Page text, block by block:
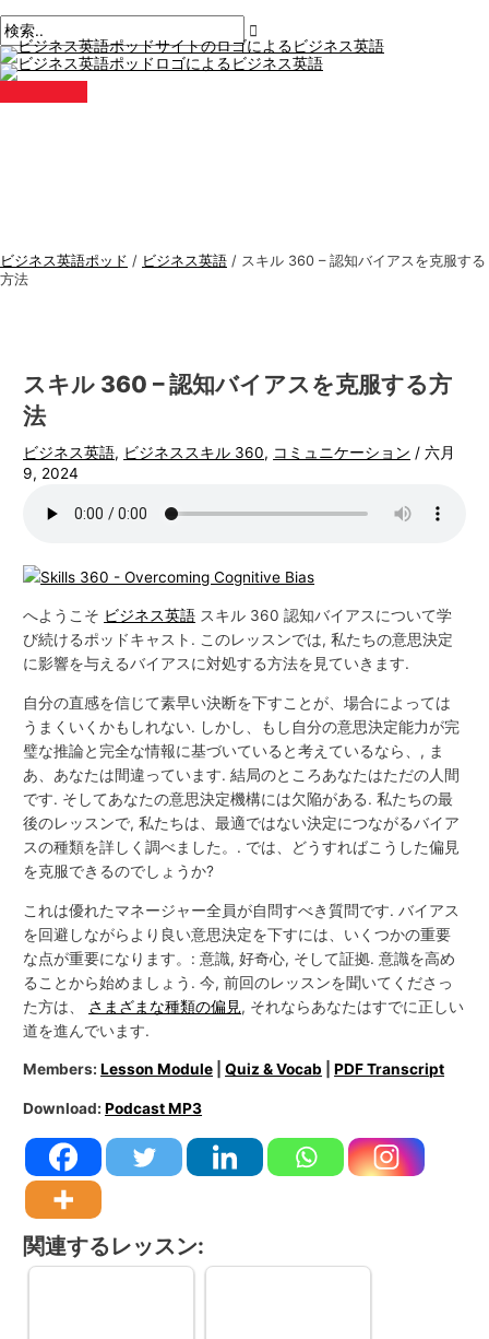
ン
テ
ン
ツ
イ
メ
ニ
ュ
ビジネス英語ポッド / ビジネス英語 / スキル 360 – 認知バイアスを克服する
方法
スキル 360 – 認知バイアスを克服する方
法
ビジネス英語, ビジネススキル 360, コミュニケーション /六月
9, 2024
へようこそ ビジネス英語 スキル 360 認知バイアスについて学
び続けるポッドキャスト. このレッスンでは, 私たちの意思決定
に影響を与えるバイアスに対処する方法を見ていきます.
自分の直感を信じて素早い決断を下すことが、場合によっては
うまくいくかもしれない. しかし、もし自分の意思決定能力が完
璧な推論と完全な情報に基づいていると考えているなら、, ま
あ、あなたは間違っています. 結局のところあなたはただの人間
です. そしてあなたの意思決定機構には欠陥がある. 私たちの最
後のレッスンで, 私たちは、最適ではない決定につながるバイア
スの種類を詳しく調べました。. では、どうすればこうした偏見
を克服できるのでしょうか?
これは優れたマネージャー全員が自問すべき質問です. バイアス
を回避しながらより良い意思決定を下すには、いくつかの重要
な点が重要になります。: 意識, 好奇心, そして証拠. 意識を高め
ることから始めましょう. 今, 前回のレッスンを聞いてくださっ
た方は、 さまざまな種類の偏見, それならあなたはすでに正しい
道を進んでいます.
Members:Lesson Module |Quiz & Vocab |PDF Transcript
Download:Podcast MP3
関連するレッスン:
ス
ト
ナ
ビ
こ
に
入
力。.
前
*
メ
ー
ル
*
ビ
ジ
ネ
ス
ク
検
索
す
る